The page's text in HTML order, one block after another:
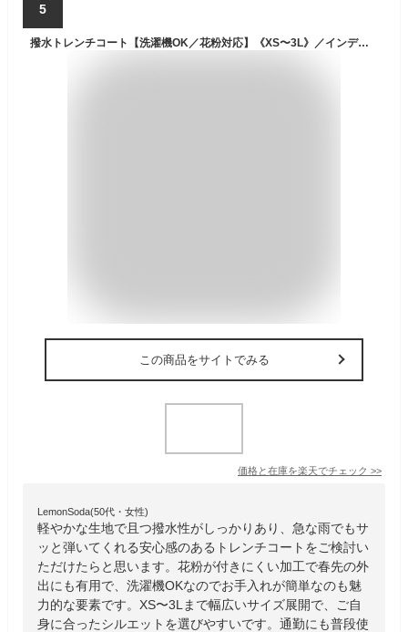
5
撥水トレンチコート【洗濯機OK／花粉対応】《XS〜3L》／インデックス（index）
この商品をサイトでみる
価格と在庫を楽天でチェック >>
LemonSoda(50代・女性)
軽やかな生地で且つ撥水性がしっかりあり、急な雨でもサ
ッと弾いてくれる安心感のあるトレンチコートをご検討い
ただけたらと思います。花粉が付きにくい加工で春先の外
出にも有用で、洗濯機OKなのでお手入れが簡単なのも魅
力的な要素です。XS〜3Lまで幅広いサイズ展開で、ご自
身に合ったシルエットを選びやすいです。通勤にも普段使